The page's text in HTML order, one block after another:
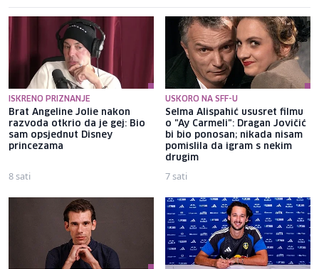
ISKRENO PRIZNANJE
Brat Angeline Jolie nakon
razvoda otkrio da je gej: Bio
sam opsjednut Disney
princezama
8 sati
USKORO NA SFF-U
Selma Alispahić ususret filmu
o "Ay Carmeli": Dragan Jovičić
bi bio ponosan; nikada nisam
pomislila da igram s nekim
drugim
7 sati